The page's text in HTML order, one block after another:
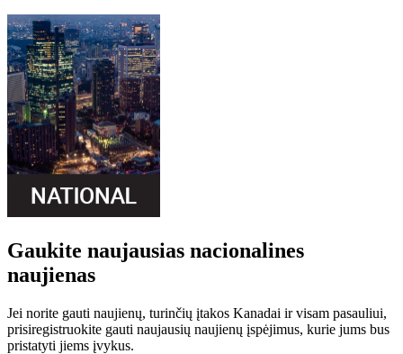
Gaukite naujausias nacionalines
naujienas
Jei norite gauti naujienų, turinčių įtakos Kanadai ir visam pasauliui,
prisiregistruokite gauti naujausių naujienų įspėjimus, kurie jums bus
pristatyti jiems įvykus.